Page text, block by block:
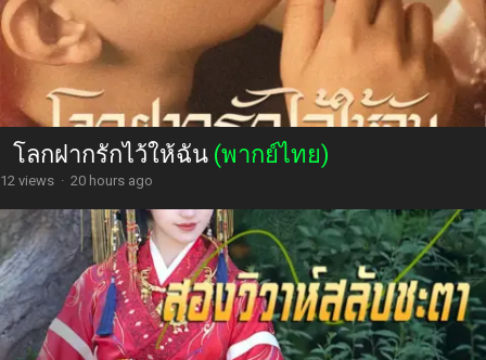
โลกฝากรักไว้ให้ฉัน (พากย์ไทย)
12 views · 20 hours ago